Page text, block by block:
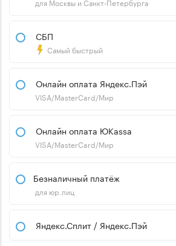
для Москвы и Санкт-Петербурга
СБП
Самый быстрый
Онлайн оплата Яндекс.Пэй
VISA/MasterCard/Мир
Онлайн оплата ЮKassa
VISA/MasterCard/Мир
Безналичный платёж
для юр.лиц
Яндекс.Сплит / Яндекс.Пэй